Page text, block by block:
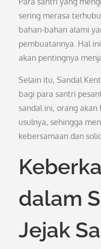
sering merasa
bahan-bahan alami
pembuatannya. Hal
akan pentingnya
Selain itu, Sandal
bagi para santri
sandal ini, orang
usulnya, sehingga
kebersamaan dan
dalam
Jejak